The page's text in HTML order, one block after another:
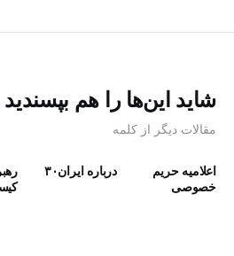
شاید این‌ها را هم بپسندید
مقالات دیگر از کلمه
اعلامیه حریم
خصوصی
درباره ایران۳۰